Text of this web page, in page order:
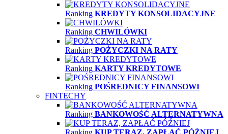
Ranking KREDYTY KONSOLIDACYJNE
Ranking CHWILÓWKI
Ranking POŻYCZKI NA RATY
Ranking KARTY KREDYTOWE
Ranking POŚREDNICY FINANSOWI
FINTECHY
Ranking BANKOWOŚĆ ALTERNATYWNA
Ranking KUP TERAZ, ZAPŁAĆ PÓŹNIEJ